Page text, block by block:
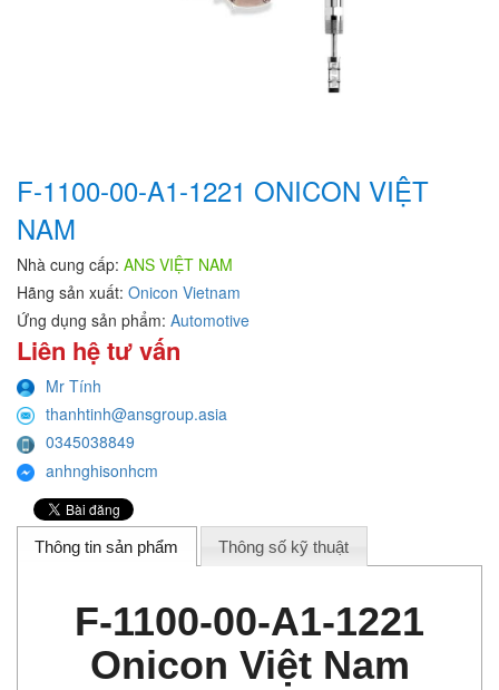
F-1100-00-A1-1221 ONICON VIỆT
NAM
Nhà cung cấp: ANS VIỆT NAM
Hãng sản xuất: Onicon Vietnam
Ứng dụng sản phẩm: Automotive
Liên hệ tư vấn
Mr Tính
thanhtinh@ansgroup.asia
0345038849
anhnghisonhcm
Thông tin sản phẩm Thông số kỹ thuật
F-1100-00-A1-1221
Onicon Việt Nam